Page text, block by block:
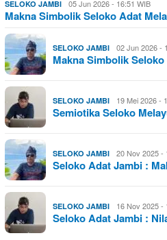
SELOKO JAMBI 05 Jun 2026 - 16:51 WIB
Makna Simbolik Seloko Adat
SELOKO JAMBI 02 Jun 2026 -
Makna Simbolik
SELOKO JAMBI 19 Mei 2026 -
Semiotika Seloko
SELOKO JAMBI 20 Nov 2025 -
Seloko Adat Jambi :
SELOKO JAMBI 16 Nov 2025 -
Seloko Adat Jambi :